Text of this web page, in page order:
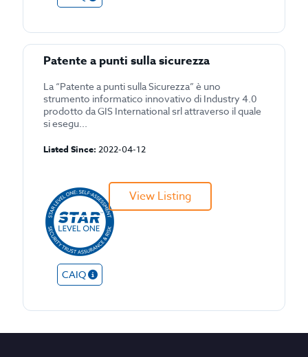
Patente a punti sulla sicurezza
La “Patente a punti sulla Sicurezza” è uno
strumento informatico innovativo di Industry 4.0
prodotto da GIS International srl attraverso il quale
si esegu...
Listed Since: 2022-04-12
CAIQ
View Listing